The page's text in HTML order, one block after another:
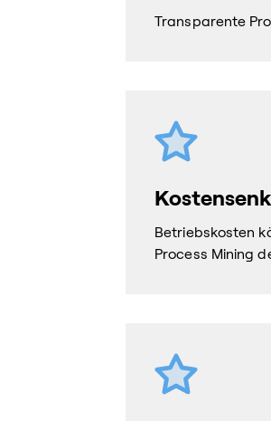
Transparente
Betriebskosten
Process Mining